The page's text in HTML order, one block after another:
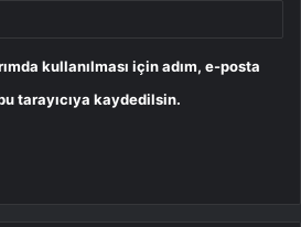
kullanılması için adım, e-posta
tarayıcıya kaydedilsin.